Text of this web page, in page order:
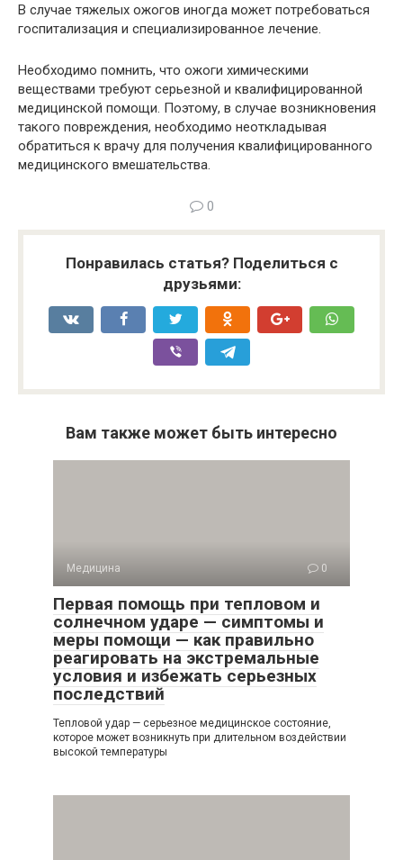
В случае тяжелых ожогов иногда может потребоваться
госпитализация и специализированное лечение.
Необходимо помнить, что ожоги химическими
веществами требуют серьезной и квалифицированной
медицинской помощи. Поэтому, в случае возникновения
такого повреждения, необходимо неоткладывая
обратиться к врачу для получения квалифицированного
медицинского вмешательства.
0
Понравилась статья? Поделиться с
друзьями:
Вам также может быть интересно
Медицина 0
Первая помощь при тепловом и
солнечном ударе — симптомы и
меры помощи — как правильно
реагировать на экстремальные
условия и избежать серьезных
последствий
Тепловой удар — серьезное медицинское состояние,
которое может возникнуть при длительном воздействии
высокой температуры